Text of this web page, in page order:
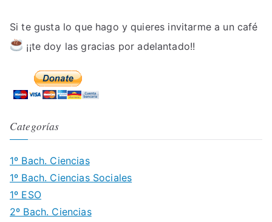
Si te gusta lo que hago y quieres invitarme a un café
¡¡te doy las gracias por adelantado!!
Categorías
1º Bach. Ciencias
1º Bach. Ciencias Sociales
1º ESO
2º Bach. Ciencias